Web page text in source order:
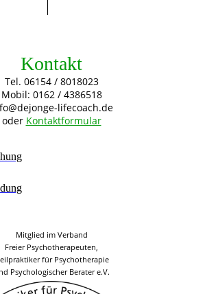
Kontakt
Tel. 06154 / 8018023
Mobil: 0162 / 4386518
lifecoach.de
oder Kontaktformular
Mitglied im Verband
Freier Psychotherapeuten,
für Psychotherapie
Psychologischer Berater e.V.